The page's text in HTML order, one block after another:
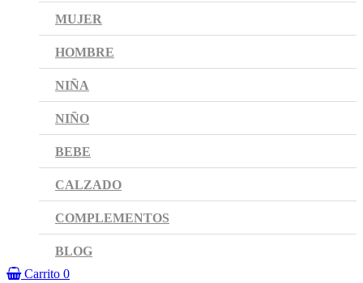
MUJER
HOMBRE
NIÑA
NIÑO
BEBE
CALZADO
COMPLEMENTOS
BLOG
Carrito 0